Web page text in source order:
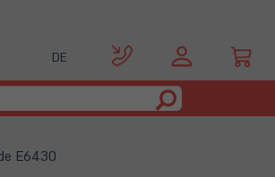
DE
E6430